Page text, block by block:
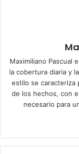
Maximiliano Pascual
la cobertura diaria y
estilo se caracteriza
de los hechos, con
necesario para